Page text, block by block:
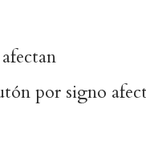
por signo